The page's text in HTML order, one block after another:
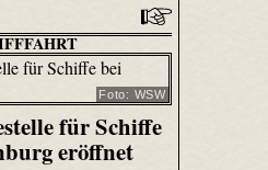
Foto: WSW
für Schiffe
eröffnet